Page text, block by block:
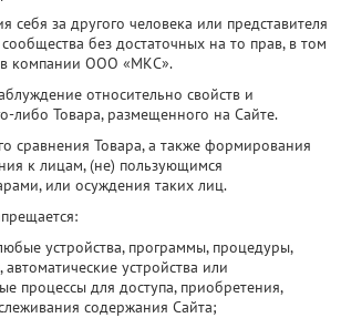
себя за другого человека или представителя
без достаточных на то прав, в том
компании ООО «МКС».
относительно свойств и
либо Товара, размещенного на Сайте.
сравнения Товара, а также формирования
к лицам, (не) пользующимся
или осуждения таких лиц.
устройства, программы, процедуры,
устройства или
процессы для доступа, приобретения,
содержания Сайта;